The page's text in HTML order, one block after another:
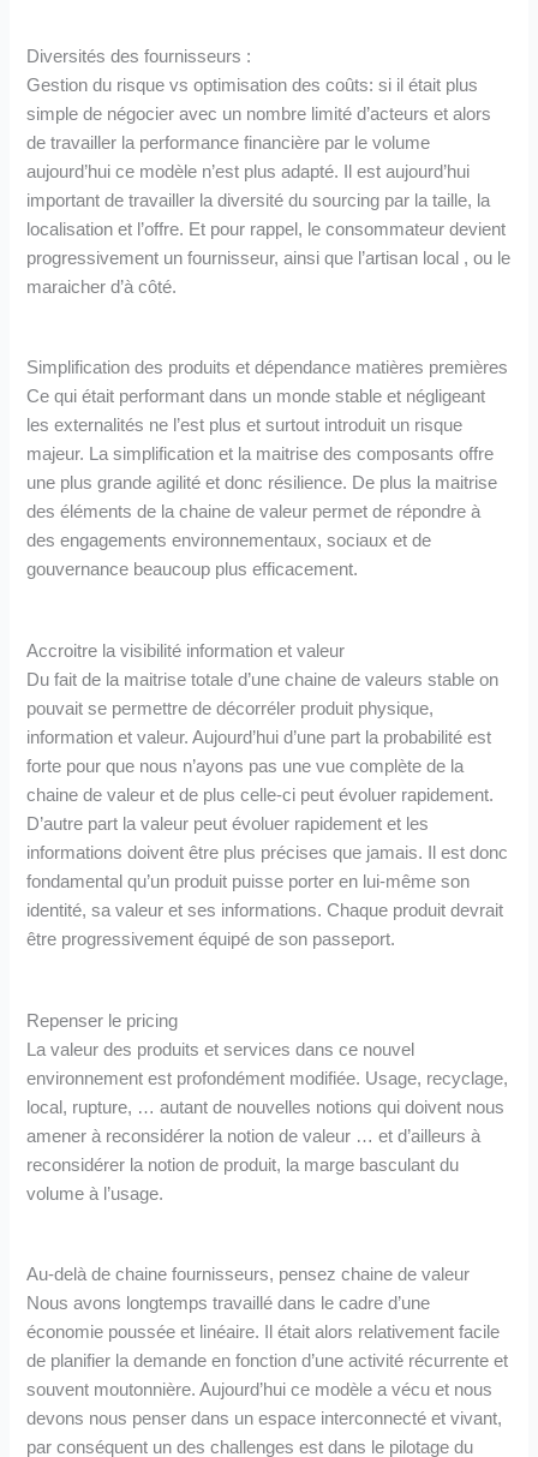
Diversités des fournisseurs :
Gestion du risque vs optimisation des coûts: si il était plus
simple de négocier avec un nombre limité d’acteurs et alors
de travailler la performance financière par le volume
aujourd’hui ce modèle n’est plus adapté. Il est aujourd’hui
important de travailler la diversité du sourcing par la taille, la
localisation et l’offre. Et pour rappel, le consommateur devient
progressivement un fournisseur, ainsi que l’artisan local , ou le
maraicher d’à côté.
Simplification des produits et dépendance matières premières
Ce qui était performant dans un monde stable et négligeant
les externalités ne l’est plus et surtout introduit un risque
majeur. La simplification et la maitrise des composants offre
une plus grande agilité et donc résilience. De plus la maitrise
des éléments de la chaine de valeur permet de répondre à
des engagements environnementaux, sociaux et de
gouvernance beaucoup plus efficacement.
Accroitre la visibilité information et valeur
Du fait de la maitrise totale d’une chaine de valeurs stable on
pouvait se permettre de décorréler produit physique,
information et valeur. Aujourd’hui d’une part la probabilité est
forte pour que nous n’ayons pas une vue complète de la
chaine de valeur et de plus celle-ci peut évoluer rapidement.
D’autre part la valeur peut évoluer rapidement et les
informations doivent être plus précises que jamais. Il est donc
fondamental qu’un produit puisse porter en lui-même son
identité, sa valeur et ses informations. Chaque produit devrait
être progressivement équipé de son passeport.
Repenser le pricing
La valeur des produits et services dans ce nouvel
environnement est profondément modifiée. Usage, recyclage,
local, rupture, … autant de nouvelles notions qui doivent nous
amener à reconsidérer la notion de valeur … et d’ailleurs à
reconsidérer la notion de produit, la marge basculant du
volume à l’usage.
Au-delà de chaine fournisseurs, pensez chaine de valeur
Nous avons longtemps travaillé dans le cadre d’une
économie poussée et linéaire. Il était alors relativement facile
de planifier la demande en fonction d’une activité récurrente et
souvent moutonnière. Aujourd’hui ce modèle a vécu et nous
devons nous penser dans un espace interconnecté et vivant,
par conséquent un des challenges est dans le pilotage du